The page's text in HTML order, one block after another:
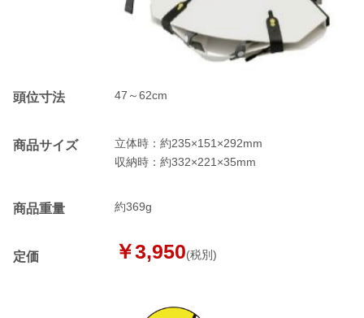
頭位寸法 47～62cm
商品サイズ
立体時：約235×151×292mm
収納時：約332×221×35mm
商品重量 約369g
定価 ￥3,950(税別)